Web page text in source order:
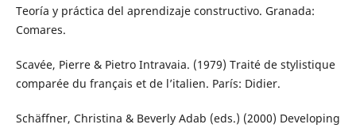
Teoría y práctica del aprendizaje constructivo. Granada:
Comares.
Scavée, Pierre & Pietro Intravaia. (1979) Traité de stylistique
comparée du français et de l’italien. París: Didier.
Schäffner, Christina & Beverly Adab (eds.) (2000) Developing